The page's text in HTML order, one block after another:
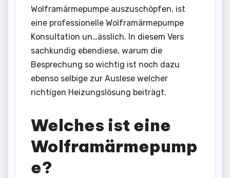
Wolframärmepumpe auszuschöpfen, ist
eine professionelle Wolframärmepumpe
Konsultation un…ässlich. In diesem Vers
sachkundig ebendiese, warum die
Besprechung so wichtig ist noch dazu
ebenso selbige zur Auslese welcher
richtigen Heizungslösung beiträgt.
Welches ist eine
Wolframärmepump
e?